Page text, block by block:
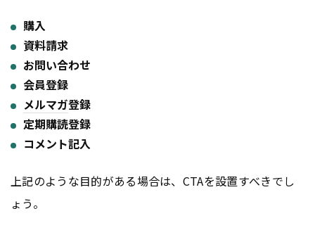
購入
資料請求
お問い合わせ
会員登録
メルマガ登録
定期購読登録
コメント記入
上記のような目的がある場合は、CTAを設置すべきでし
ょう。